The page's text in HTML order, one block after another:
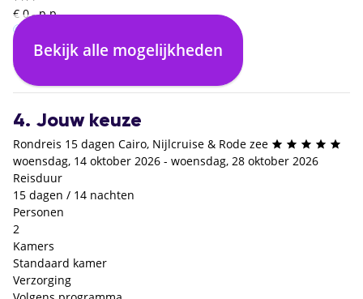
€ 0,- p.p.
Volgens programma
€ 0,- p.p.
Bekijk alle mogelijkheden
4. Jouw keuze
Rondreis 15 dagen Cairo, Nijlcruise & Rode zee
woensdag, 14 oktober 2026 - woensdag, 28 oktober 2026
Reisduur
15 dagen / 14 nachten
Personen
2
Kamers
Standaard kamer
Verzorging